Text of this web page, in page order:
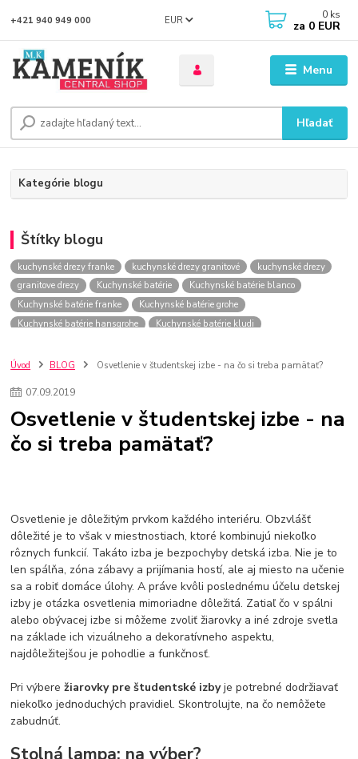
Menu
EUR
Hľadať
+421 940 949 000 0 ks
za 0 EUR
Kategórie blogu
Štítky blogu
kuchynské drezy franke kuchynské drezy granitové
kuchynské drezy
granitove drezy
Kuchynské batérie
Kuchynské batérie blanco
Kuchynské batérie franke
Kuchynské batérie grohe
Kuchynské batérie hansgrohe
Kuchynské batérie kludi
kuchynské batérie sagittarius
kuchynské batérie
vodovodné batérie
kuchynské drezy sety
kúpelňové batérie
vodovodné batérie do kúpelne kuchynske
drez
bidetové batérie
vaňové batérie
sprchové batérie
Zápustné umývadlá
sprchový záves
vodovodná batéria
čierna kúpelňová batéria
vaňa retro
voľne stojaca vaňa
retro kúpeľne
Nákup tovaru pre firmy bez DPH
Bez DPH
Ako znížiť náklady
Ako znížiť náklady na firmu
szco nakup bez dph
szco nakup bez dph nakupovanie na firmu bez dph
nákup bez dph v eu ň
Úvod BLOG Osvetlenie v študentskej izbe - na čo si treba pamätať?
07.09.2019
Osvetlenie v študentskej izbe - na
čo si treba pamätať?
Osvetlenie je dôležitým prvkom každého interiéru. Obzvlášť
dôležité je to však v miestnostiach, ktoré kombinujú niekoľko
rôznych funkcií. Takáto izba je bezpochyby detská izba. Nie je to
len spálňa, zóna zábavy a prijímania hostí, ale aj miesto na učenie
sa a robiť domáce úlohy. A práve kvôli poslednému účelu detskej
izby je otázka osvetlenia mimoriadne dôležitá. Zatiaľ čo v spálni
alebo obývacej izbe si môžeme zvoliť žiarovky a iné zdroje svetla
na základe ich vizuálneho a dekoratívneho aspektu,
najdôležitejšou je pohodlie a funkčnosť.
Pri výberežiarovky pre študentské izbyje potrebné dodržiavať
niekoľko jednoduchých pravidiel. Skontrolujte, na čo nemôžete
zabudnúť.
Stolná lampa: na výber?